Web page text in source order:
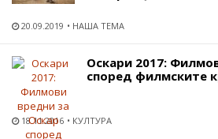
20.09.2019 НАША ТЕМА
Оскари 2017:
според филмските
18.11.2016 КУЛТУРА